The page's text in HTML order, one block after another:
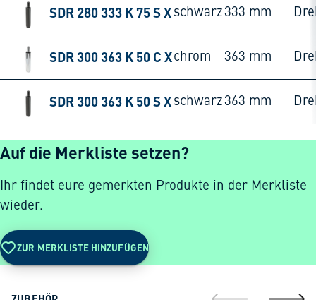
SDR 280 333 K 75 S X schwarz333 mm
SDR 300 363 K 50 C Xchrom 363 mm
SDR 300 363 K 50 S X schwarz363 mm
Auf die Merkliste setzen?
Ihr findet eure gemerkten Produkte in der Merkliste
wieder.
ZUR MERKLISTE HINZUFÜGEN